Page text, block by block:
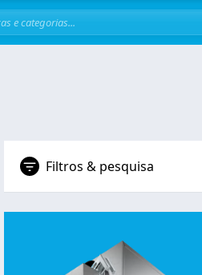
Filtros & pesquisa